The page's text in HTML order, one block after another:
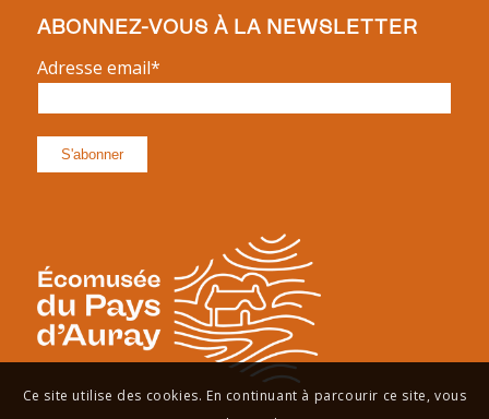
ABONNEZ-VOUS À LA NEWSLETTER
Adresse email*
Ce site utilise des cookies. En continuant à parcourir ce site, vous